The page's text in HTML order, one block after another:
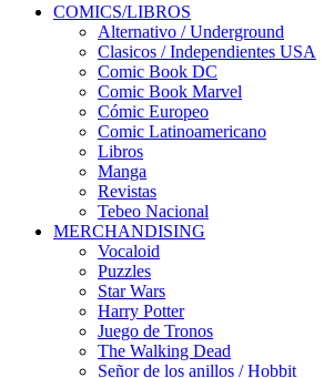
COMICS/LIBROS
Alternativo / Underground
Clasicos / Independientes USA
Comic Book DC
Comic Book Marvel
Cómic Europeo
Comic Latinoamericano
Libros
Manga
Revistas
Tebeo Nacional
MERCHANDISING
Vocaloid
Puzzles
Star Wars
Harry Potter
Juego de Tronos
The Walking Dead
Señor de los anillos / Hobbit